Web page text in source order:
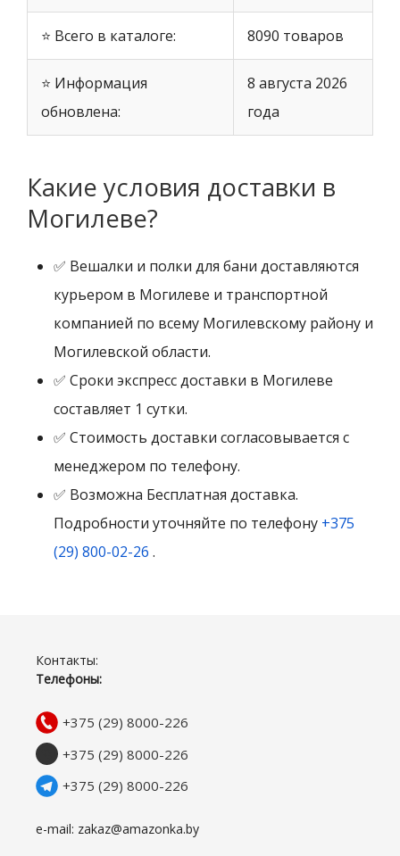
⭐ Всего в каталоге: 8090 товаров
⭐ Информация
обновлена:
8 августа 2026
года
Какие условия доставки в
Могилеве?
✅ Вешалки и полки для бани доставляются
курьером в Могилеве и транспортной
компанией по всему Могилевскому району и
Могилевской области.
✅ Сроки экспресс доставки в Могилеве
составляет 1 сутки.
✅ Стоимость доставки согласовывается с
менеджером по телефону.
✅ Возможна Бесплатная доставка.
Подробности уточняйте по телефону +375
(29) 800-02-26 .
Контакты:
Телефоны:
+375 (29) 8000-226
+375 (29) 8000-226
+375 (29) 8000-226
e-mail: zakaz@amazonka.by